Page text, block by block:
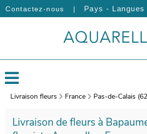
Contactez-nous | Pays -
Livraison fleurs France Pas-de-Calais
Livraison de fleurs à